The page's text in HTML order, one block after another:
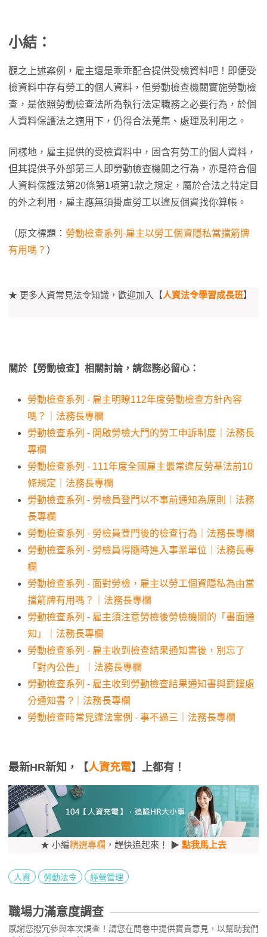
小結：
觀之上述案例，雇主還是乖乖配合提供受檢資料吧！即便受
檢資料中存有勞工的個人資料，但勞動檢查機關實施勞動檢
查，是依照勞動檢查法所為執行法定職務之必要行為，於個
人資料保護法之適用下，仍得合法蒐集、處理及利用之。
同樣地，雇主提供的受檢資料中，固含有勞工的個人資料，
但其提供予外部第三人即勞動檢查機關之行為，亦是符合個
人資料保護法第20條第1項第1款之規定，屬於合法之特定目
的外之利用，雇主應無須掛慮勞工以違反個資找你算帳。
（原文標題： 勞動檢查系列-雇主以勞工個資隱私當擋箭牌
有用嗎？ ）
★ 更多人資常見法令知識，歡迎加入【人資法令學習成長班】
關於【勞動檢查】相關討論，請您務必留心：
勞動檢查系列 - 雇主明瞭112年度勞動檢查方針內容
嗎？｜法務長專欄
勞動檢查系列 - 開啟勞檢大門的勞工申訴制度｜法務長
專欄
勞動檢查系列 - 111年度全國雇主最常違反勞基法前10
條規定｜法務長專欄
勞動檢查系列 - 勞檢員登門以不事前通知為原則｜法務
長專欄
勞動檢查系列 - 勞檢員登門後的檢查行為｜法務長專欄
勞動檢查系列 - 勞檢員得隨時進入事業單位｜法務長專
欄
勞動檢查系列 - 面對勞檢，雇主以勞工個資隱私為由當
擋箭牌有用嗎？｜法務長專欄
勞動檢查系列 - 雇主須注意勞檢後勞檢機關的「書面通
知」｜法務長專欄
勞動檢查系列 - 雇主收到檢查結果通知書後，別忘了
「對內公告」｜法務長專欄
勞動檢查系列 - 雇主收到勞動檢查結果通知書與罰鍰處
分通知書 ?｜法務長專欄
勞動檢查時常見違法案例 - 事不過三｜法務長專欄
最新HR新知，【人資充電】上都有！
★ 小編精選專欄 ，趕快追起來！ ▶ 點我馬上去
人資 勞動法令 經營管理
職場力滿意度調查
感謝您撥冗參與本次調查！請您在問卷中提供寶貴意見，以幫助我們